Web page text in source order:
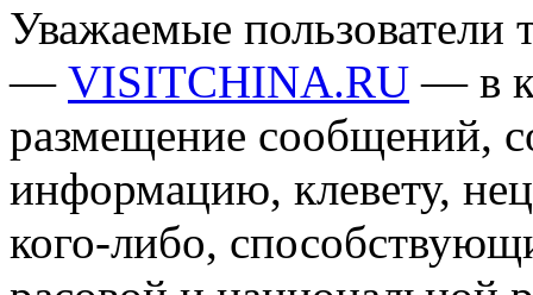
Уважаемые пользователи
— VISITCHINA.RU — в
размещение сообщений,
информацию, клевету,
кого-либо,